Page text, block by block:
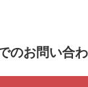
のお問い合